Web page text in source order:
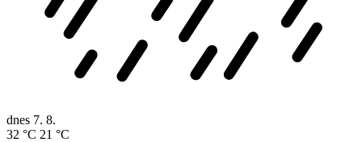
dnes 7. 8.
32 °C 21 °C